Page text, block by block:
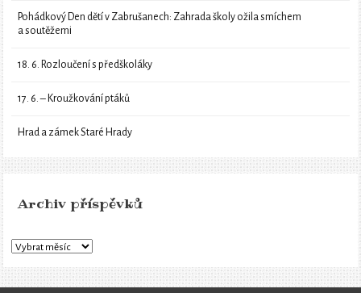
Pohádkový Den dětí v Zabrušanech: Zahrada školy ožila smíchem
a soutěžemi
18. 6. Rozloučení s předškoláky
17. 6. – Kroužkování ptáků
Hrad a zámek Staré Hrady
Archiv příspěvků